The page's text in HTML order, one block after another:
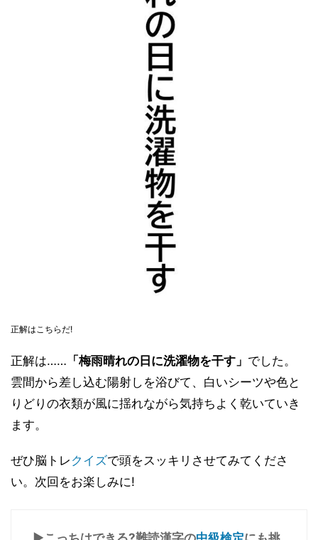
正解はこちらだ!
正解は…… 「梅雨晴れの日に洗濯物を干す」 でした。
雲間から差し込む陽射しを浴びて、白いシーツや色と
りどりの衣類が風に揺れながら気持ちよく乾いていき
ます。
ぜひ脳トレ クイズで頭をスッキリさせてみてくださ
い。次回をお楽しみに!